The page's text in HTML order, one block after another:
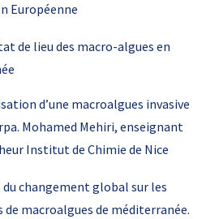
Européenne
de lieu des macro-algues en
d’une macroalgues invasive
Mohamed Mehiri, enseignant
Institut de Chimie de Nice
du changement global sur les
de macroalgues de méditerranée.